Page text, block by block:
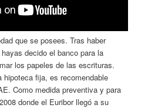
que se posees. Tras haber
decido el banco para la
los papeles de las escrituras.
hipoteca fija, es recomendable
Como medida preventiva y para
donde el Euribor llegó a su